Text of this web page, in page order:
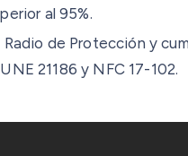
al 95%.
de Protección y
21186 y NFC 17-102.